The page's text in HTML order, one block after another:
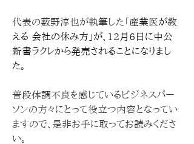
代表の薮野淳也が執筆した「
産業医が教
える 会社の休み方」が、12月6日に中公
新書ラクレから発売されることになりまし
た。
普段体調不良を感じているビジネスパー
ソンの方々にとって役立つ内容となってい
ますので、是非お手に取ってお読みくださ
い。